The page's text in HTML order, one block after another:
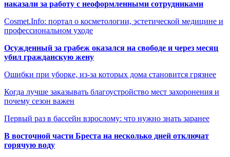
наказали за работу с неоформленными сотрудниками
Cosmet.Info: портал о косметологии, эстетической медицине и
профессиональном уходе
Осужденный за грабеж оказался на свободе и через месяц
убил гражданскую жену
Ошибки при уборке, из-за которых дома становится грязнее
Когда лучше заказывать благоустройство мест захоронения и
почему сезон важен
Первый раз в бассейн взрослому: что нужно знать заранее
В восточной части Бреста на несколько дней отключат
горячую воду